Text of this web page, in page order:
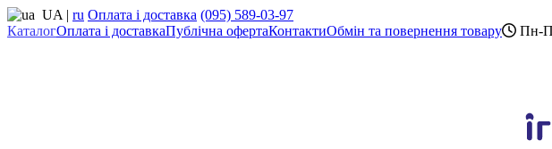
UA | ru Оплата і доставка (095) 589-03-97
КаталогОплата і доставкаПублічна офертаКонтактиОбмін та повернення товару Пн-